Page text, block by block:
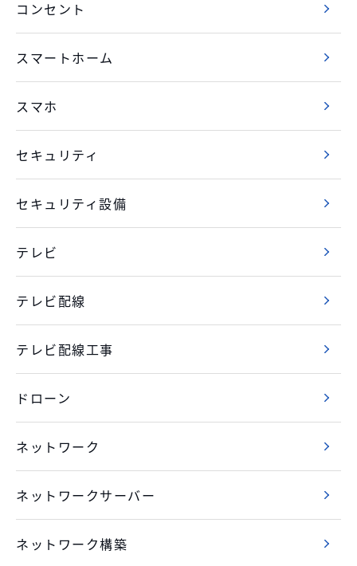
コンセント
スマートホーム
スマホ
セキュリティ
セキュリティ設備
テレビ
テレビ配線
テレビ配線工事
ドローン
ネットワーク
ネットワークサーバー
ネットワーク構築